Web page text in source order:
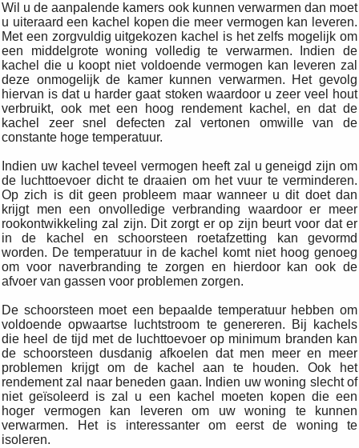
Wil u de aanpalende kamers ook kunnen verwarmen dan moet
u uiteraard een kachel kopen die meer vermogen kan leveren.
Met een zorgvuldig uitgekozen kachel is het zelfs mogelijk om
een middelgrote woning volledig te verwarmen. Indien de
kachel die u koopt niet voldoende vermogen kan leveren zal
deze onmogelijk de kamer kunnen verwarmen. Het gevolg
hiervan is dat u harder gaat stoken waardoor u zeer veel hout
verbruikt, ook met een hoog rendement kachel, en dat de
kachel zeer snel defecten zal vertonen omwille van de
constante hoge temperatuur.
Indien uw kachel teveel vermogen heeft zal u geneigd zijn om
de luchttoevoer dicht te draaien om het vuur te verminderen.
Op zich is dit geen probleem maar wanneer u dit doet dan
krijgt men een onvolledige verbranding waardoor er meer
rookontwikkeling zal zijn. Dit zorgt er op zijn beurt voor dat er
in de kachel en schoorsteen roetafzetting kan gevormd
worden. De temperatuur in de kachel komt niet hoog genoeg
om voor naverbranding te zorgen en hierdoor kan ook de
afvoer van gassen voor problemen zorgen.
De schoorsteen moet een bepaalde temperatuur hebben om
voldoende opwaartse luchtstroom te genereren. Bij kachels
die heel de tijd met de luchttoevoer op minimum branden kan
de schoorsteen dusdanig afkoelen dat men meer en meer
problemen krijgt om de kachel aan te houden. Ook het
rendement zal naar beneden gaan. Indien uw woning slecht of
niet geïsoleerd is zal u een kachel moeten kopen die een
hoger vermogen kan leveren om uw woning te kunnen
verwarmen. Het is interessanter om eerst de woning te
isoleren.